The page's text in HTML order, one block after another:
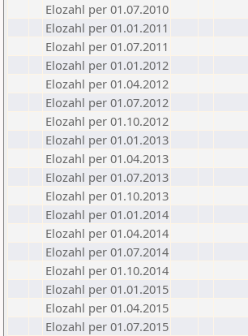
Elozahl per 01.07.2010
Elozahl per 01.01.2011
Elozahl per 01.07.2011
Elozahl per 01.01.2012
Elozahl per 01.04.2012
Elozahl per 01.07.2012
Elozahl per 01.10.2012
Elozahl per 01.01.2013
Elozahl per 01.04.2013
Elozahl per 01.07.2013
Elozahl per 01.10.2013
Elozahl per 01.01.2014
Elozahl per 01.04.2014
Elozahl per 01.07.2014
Elozahl per 01.10.2014
Elozahl per 01.01.2015
Elozahl per 01.04.2015
Elozahl per 01.07.2015